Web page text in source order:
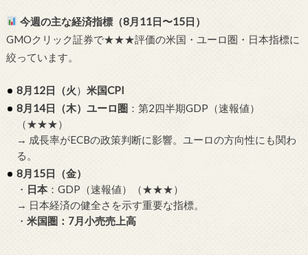
今週の主な経済指標（8月11日〜15日）
GMOクリック証券で★★★評価の米国・ユーロ圏・日本指標に
絞っています。
8月12日（火）米国CPI
8月14日（木）ユーロ圏 ：第2四半期GDP（速報値）
（★★★）
→ 成長率がECBの政策判断に影響。ユーロの方向性にも関わ
る。
8月15日（金）
・ 日本：GDP（速報値）（★★★）
→ 日本経済の健全さを示す重要な指標。
・米国圏：7月小売売上高